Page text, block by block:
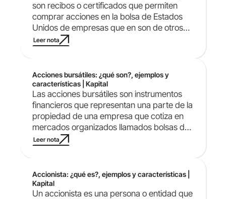
son recibos o certificados que permiten
comprar acciones en la bolsa de Estados
Unidos de empresas que en son de otros
países.
Leer nota
Acciones bursátiles: ¿qué son?, ejemplos y
características | Kapital
Las acciones bursátiles son instrumentos
financieros que representan una parte de la
propiedad de una empresa que cotiza en
mercados organizados llamados bolsas de
valores.
Leer nota
Accionista: ¿qué es?, ejemplos y características |
Kapital
Un accionista es una persona o entidad que